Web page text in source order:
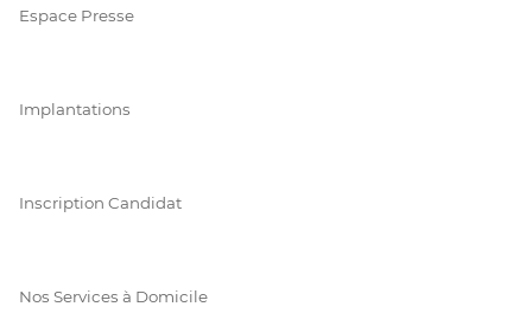
Espace Presse
Implantations
Inscription Candidat
Nos Services à Domicile